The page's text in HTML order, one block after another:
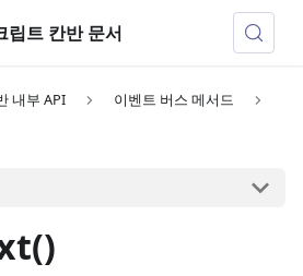
립트 칸반 문서
내부 API
이벤트 버스 메서드